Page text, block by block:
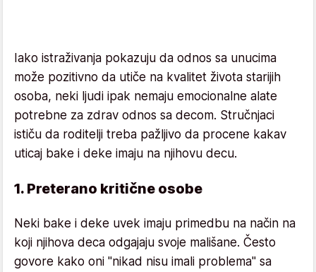
Iako istraživanja pokazuju da odnos sa unucima
može pozitivno da utiče na kvalitet života starijih
osoba, neki ljudi ipak nemaju emocionalne alate
potrebne za zdrav odnos sa decom. Stručnjaci
ističu da roditelji treba pažljivo da procene kakav
uticaj bake i deke imaju na njihovu decu.
1. Preterano kritične osobe
Neki bake i deke uvek imaju primedbu na način na
koji njihova deca odgajaju svoje mališane. Često
govore kako oni "nikad nisu imali problema" sa